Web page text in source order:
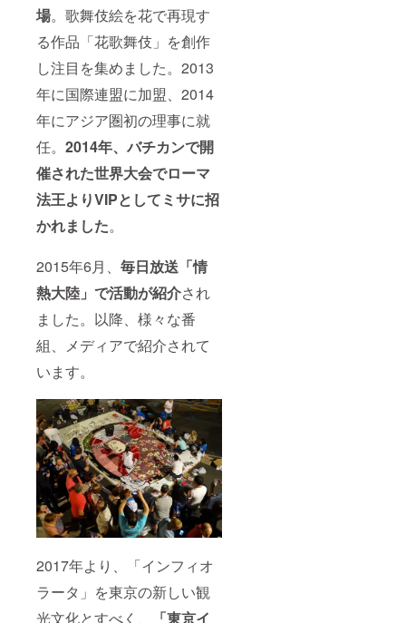
場。歌舞伎絵を花で再現す
る作品「花歌舞伎」を創作
し注目を集めました。2013
年に国際連盟に加盟、2014
年にアジア圏初の理事に就
任。 2014年、バチカンで開
催された世界大会でローマ
法王よりVIPとしてミサに招
かれました。
2015年6月、 毎日放送「情
熱大陸」で活動が紹介され
ました。以降、様々な番
組、メディアで紹介されて
います。
2017年より、「インフィオ
ラータ」を東京の新しい観
光文化とすべく、
「東京イ